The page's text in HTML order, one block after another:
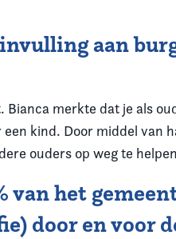
aan
merkte dat je als
kind. Door middel van
ouders op weg te
van het
door en voor